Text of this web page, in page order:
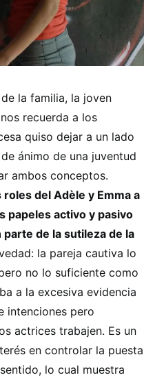
la familia, la joven
recuerda a los
quiso dejar a un lado
ánimo de una juventud
ambos conceptos.
del Adèle y Emma a
papeles activo y pasivo
de la sutileza de la
la pareja cautiva lo
no lo suficiente como
a la excesiva evidencia
intenciones pero
actrices trabajen. Es un
en controlar la puesta
lo cual muestra